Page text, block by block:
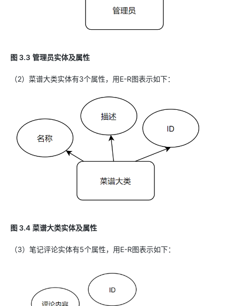
图 3.3 管理员实体及属性
（2）菜谱大类实体有3个属性，用E-R图表示如下：
图 3.4 菜谱大类实体及属性
（3）笔记评论实体有5个属性，用E-R图表示如下：